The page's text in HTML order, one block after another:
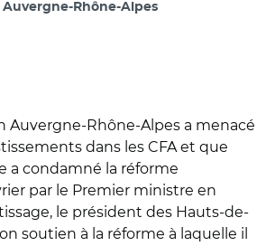
Auvergne-Rhône-Alpes
Auvergne-Rhône-Alpes a menacé
dans les CFA et que
a condamné la réforme
par le Premier ministre en
le président des Hauts-de-
soutien à la réforme à laquelle il